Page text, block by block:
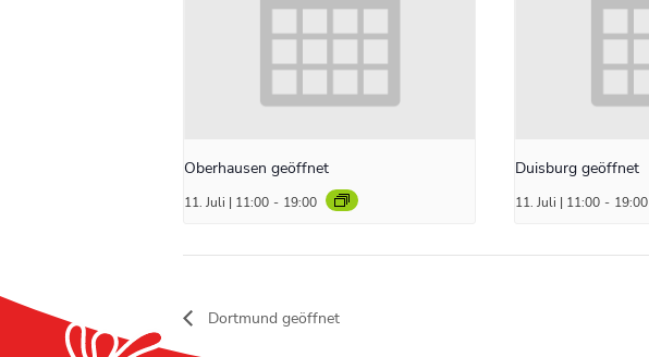
Oberhausen geöffnet
11. Juli | 11:00 - 19:00
Duisburg geöffnet
11. Juli | 11:00 - 19:00
Dortmund geöffnet